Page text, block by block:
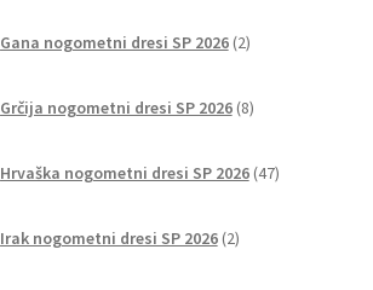
Gana nogometni dresi SP 2026 2izdelka
Grčija nogometni dresi SP 2026 8izdelkov
Hrvaška nogometni dresi SP 2026 47izdelkov
Irak nogometni dresi SP 2026 2izdelka